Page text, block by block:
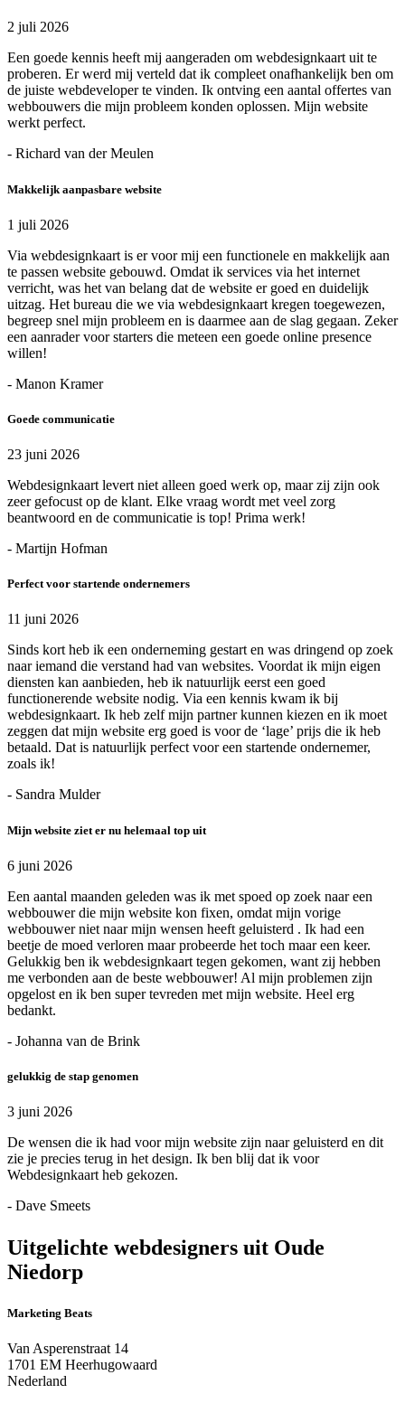
2 juli 2026
Een goede kennis heeft mij aangeraden om webdesignkaart uit te
proberen. Er werd mij verteld dat ik compleet onafhankelijk ben om
de juiste webdeveloper te vinden. Ik ontving een aantal offertes van
webbouwers die mijn probleem konden oplossen. Mijn website
werkt perfect.
- Richard van der Meulen
Makkelijk aanpasbare website
1 juli 2026
Via webdesignkaart is er voor mij een functionele en makkelijk aan
te passen website gebouwd. Omdat ik services via het internet
verricht, was het van belang dat de website er goed en duidelijk
uitzag. Het bureau die we via webdesignkaart kregen toegewezen,
begreep snel mijn probleem en is daarmee aan de slag gegaan. Zeker
een aanrader voor starters die meteen een goede online presence
willen!
- Manon Kramer
Goede communicatie
23 juni 2026
Webdesignkaart levert niet alleen goed werk op, maar zij zijn ook
zeer gefocust op de klant. Elke vraag wordt met veel zorg
beantwoord en de communicatie is top! Prima werk!
- Martijn Hofman
Perfect voor startende ondernemers
11 juni 2026
Sinds kort heb ik een onderneming gestart en was dringend op zoek
naar iemand die verstand had van websites. Voordat ik mijn eigen
diensten kan aanbieden, heb ik natuurlijk eerst een goed
functionerende website nodig. Via een kennis kwam ik bij
webdesignkaart. Ik heb zelf mijn partner kunnen kiezen en ik moet
zeggen dat mijn website erg goed is voor de ‘lage’ prijs die ik heb
betaald. Dat is natuurlijk perfect voor een startende ondernemer,
zoals ik!
- Sandra Mulder
Mijn website ziet er nu helemaal top uit
6 juni 2026
Een aantal maanden geleden was ik met spoed op zoek naar een
webbouwer die mijn website kon fixen, omdat mijn vorige
webbouwer niet naar mijn wensen heeft geluisterd . Ik had een
beetje de moed verloren maar probeerde het toch maar een keer.
Gelukkig ben ik webdesignkaart tegen gekomen, want zij hebben
me verbonden aan de beste webbouwer! Al mijn problemen zijn
opgelost en ik ben super tevreden met mijn website. Heel erg
bedankt.
- Johanna van de Brink
gelukkig de stap genomen
3 juni 2026
De wensen die ik had voor mijn website zijn naar geluisterd en dit
zie je precies terug in het design. Ik ben blij dat ik voor
Webdesignkaart heb gekozen.
- Dave Smeets
Uitgelichte webdesigners uit Oude
Niedorp
Marketing Beats
Van Asperenstraat 14
1701 EM Heerhugowaard
Nederland